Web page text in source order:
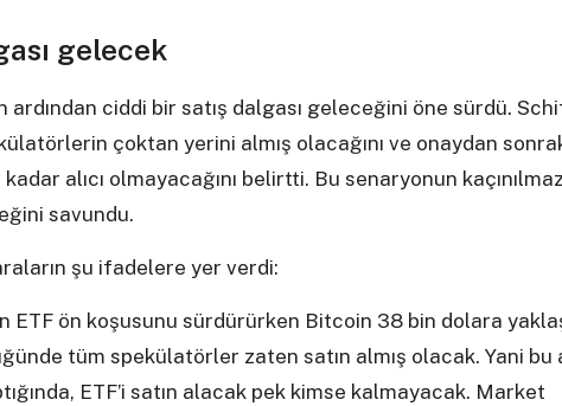
gelecek
ardından ciddi bir satış dalgası geleceğini öne sürdü.
çoktan yerini almış olacağını ve onaydan
kadar alıcı olmayacağını belirtti. Bu senaryonun
savundu.
şu ifadelere yer verdi:
ön koşusunu sürdürürken Bitcoin 38 bin dolara
tüm spekülatörler zaten satın almış olacak. Yani bu
ETF’i satın alacak pek kimse kalmayacak. Market